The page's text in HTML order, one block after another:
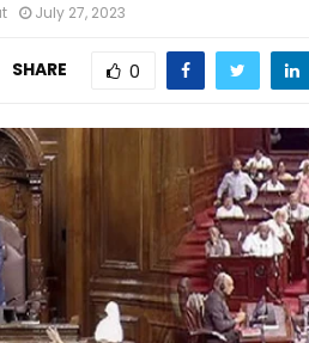
July 27, 2023
SHARE 0